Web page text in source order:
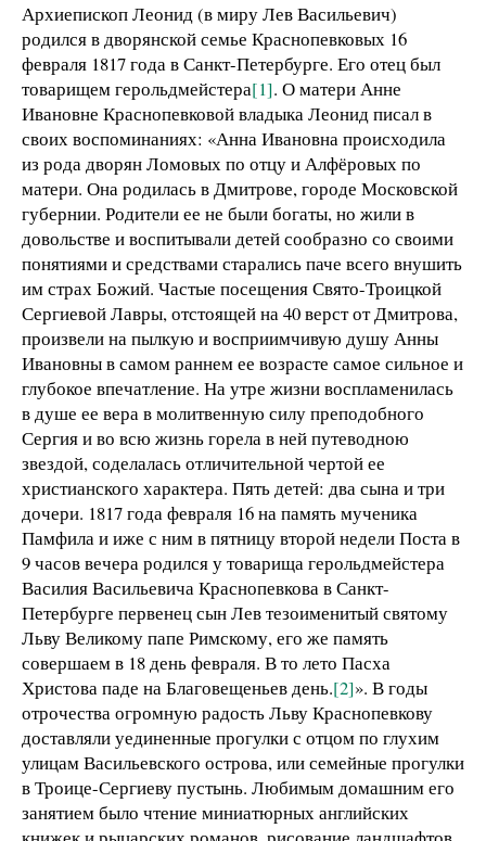
Архиепископ Леонид (в миру Лев Васильевич)
родился в дворянской семье Краснопевковых 16
февраля 1817 года в Санкт-Петербурге. Его отец был
товарищем герольдмейстера[1]. О матери Анне
Ивановне Краснопевковой владыка Леонид писал в
своих воспоминаниях: «Анна Ивановна происходила
из рода дворян Ломовых по отцу и Алфёровых по
матери. Она родилась в Дмитрове, городе Московской
губернии. Родители ее не были богаты, но жили в
довольстве и воспитывали детей сообразно со своими
понятиями и средствами старались паче всего внушить
им страх Божий. Частые посещения Свято-Троицкой
Сергиевой Лавры, отстоящей на 40 верст от Дмитрова,
произвели на пылкую и восприимчивую душу Анны
Ивановны в самом раннем ее возрасте самое сильное и
глубокое впечатление. На утре жизни воспламенилась
в душе ее вера в молитвенную силу преподобного
Сергия и во всю жизнь горела в ней путеводною
звездой, соделалась отличительной чертой ее
христианского характера. Пять детей: два сына и три
дочери. 1817 года февраля 16 на память мученика
Памфила и иже с ним в пятницу второй недели Поста в
9 часов вечера родился у товарища герольдмейстера
Василия Васильевича Краснопевкова в Санкт-
Петербурге первенец сын Лев тезоименитый святому
Льву Великому папе Римскому, его же память
совершаем в 18 день февраля. В то лето Пасха
Христова паде на Благовещеньев день.[2]». В годы
отрочества огромную радость Льву Краснопевкову
доставляли уединенные прогулки с отцом по глухим
улицам Васильевского острова, или семейные прогулки
в Троице-Сергиеву пустынь. Любимым домашним его
занятием было чтение миниатюрных английских